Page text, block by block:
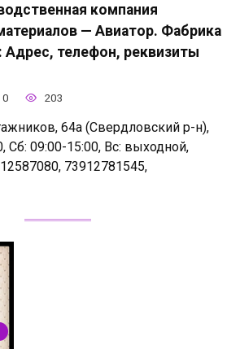
компания
— Авиатор. Фабрика
Адрес, телефон, реквизиты
0 203
64а (Свердловский р-н),
Сб: 09:00-15:00, Вс: выходной,
73912781545,